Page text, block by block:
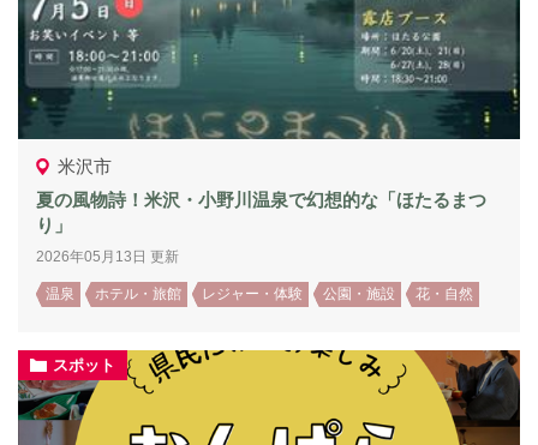
米沢市
夏の風物詩！米沢・小野川温泉で幻想的な「ほたるまつ
り」
2026年05月13日 更新
温泉 ホテル・旅館 レジャー・体験 公園・施設 花・自然
スポット